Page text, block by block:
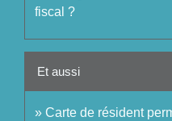
fiscal ?
Et aussi
Carte de résident